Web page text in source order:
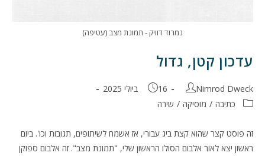
נמרוד דוויק - תמונת מצב (עטיפה)
עדכון קטן, גדול
מחבר:
Nimrod Dweck פורסם:
16 ביולי 2025
קטגוריה:כתיבה / מוסיקה / שירה
זה פוסט קצר שהוא קצת ביג עבורי, אז אשמח לשיתופים, תגובות וכו'. ביום
ראשון יצא לאור אלבום הסולו הראשון שלי, "תמונת מצב". זה אלבום ספוקן